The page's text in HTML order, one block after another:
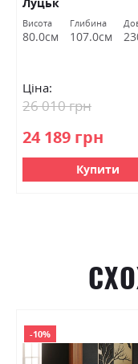
Висота
80.0см
Глибина
107.0см
Ціна:
24 189 грн
26 010 грн
Купити
-10%